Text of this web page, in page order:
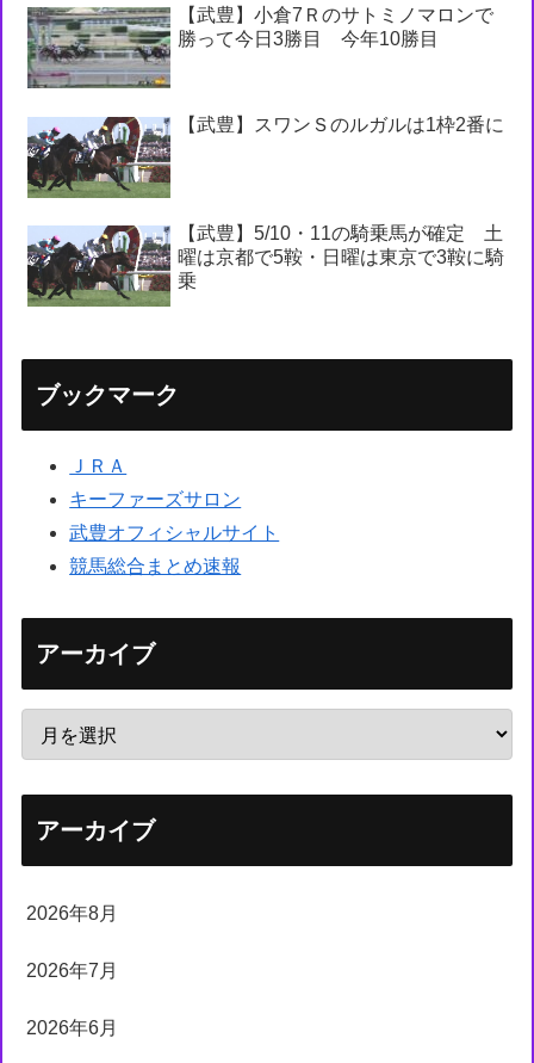
【武豊】小倉7Ｒのサトミノマロンで
勝って今日3勝目 今年10勝目
【武豊】スワンＳのルガルは1枠2番に
【武豊】5/10・11の騎乗馬が確定 土
曜は京都で5鞍・日曜は東京で3鞍に騎
乗
ブックマーク
ＪＲＡ
キーファーズサロン
武豊オフィシャルサイト
競馬総合まとめ速報
アーカイブ
アーカイブ
2026年8月
2026年7月
2026年6月